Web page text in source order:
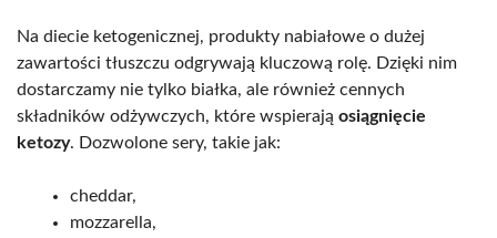
Na diecie ketogenicznej, produkty nabiałowe o dużej
zawartości tłuszczu odgrywają kluczową rolę. Dzięki nim
dostarczamy nie tylko białka, ale również cennych
składników odżywczych, które wspierają osiągnięcie
ketozy. Dozwolone sery, takie jak:
cheddar,
mozzarella,